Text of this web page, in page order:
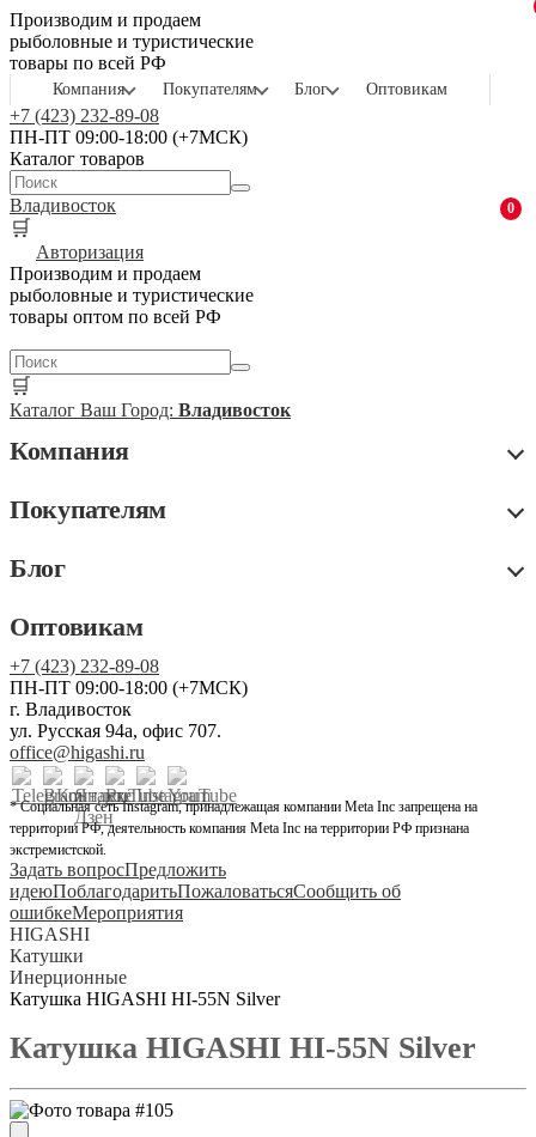
Производим и продаем
рыболовные и туристические
товары по всей РФ
Компания Покупателям Блог Оптовикам
+7 (423) 232-89-08
ПН-ПТ 09:00-18:00 (+7МСК)
Каталог товаров
Владивосток
🛒
0
Авторизация
Производим и продаем
рыболовные и туристические
товары оптом по всей РФ
🛒
Каталог Ваш Город: Владивосток
Компания
Покупателям
Блог
Оптовикам
+7 (423) 232-89-08
ПН-ПТ 09:00-18:00 (+7МСК)
г. Владивосток
ул. Русская 94а, офис 707.
office@higashi.ru
* Социальная сеть Instagram, принадлежащая компании Meta Inc запрещена на
территории РФ, деятельность компания Meta Inc на территории РФ признана
экстремистской.
Задать вопросПредложить
идеюПоблагодаритьПожаловатьсяСообщить об
ошибкеМероприятия
HIGASHI
Катушки
Инерционные
Катушка HIGASHI HI-55N Silver
Катушка HIGASHI HI-55N Silver